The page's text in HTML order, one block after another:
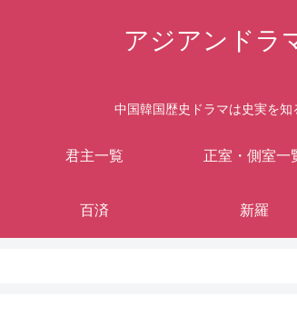
アジアンドラ
中国韓国歴史ドラマは史実を知
君主一覧 正室・側室一
百済 新羅